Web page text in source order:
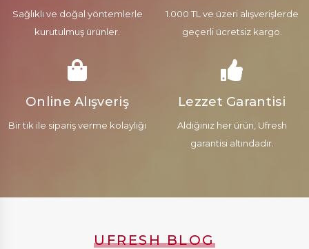
Sağlıklı ve doğal yöntemlerle
kurutulmuş ürünler.
1.000 TL ve üzeri alışverişlerde
geçerli ücretsiz kargo.
Online Alışveriş
Bir tık ile sipariş verme kolaylığı
Lezzet Garantisi
Aldığınız her ürün, Ufresh
garantisi altındadır.
UFRESH BLOG